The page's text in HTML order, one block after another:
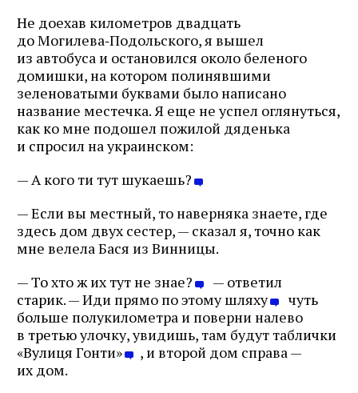
Не доехав километров двадцать
до Могилева‑Подольского, я вышел
из автобуса и остановился около беленого
домишки, на котором полинявшими
зеленоватыми буквами было написано
название местечка. Я еще не успел оглянуться,
как ко мне подошел пожилой дяденька
и спросил на украинском:
— А кого ти тут шукаешь?
— Если вы местный, то наверняка знаете, где
здесь дом двух сестер, — сказал я, точно как
мне велела Бася из Винницы.
— То хто ж их тут не знае?
— ответил
старик. — Иди прямо по этому шляху
чуть
больше полукилометра и поверни налево
в третью улочку, увидишь, там будут таблички
«Вулиця Гонти»
, и второй дом справа —
их дом.